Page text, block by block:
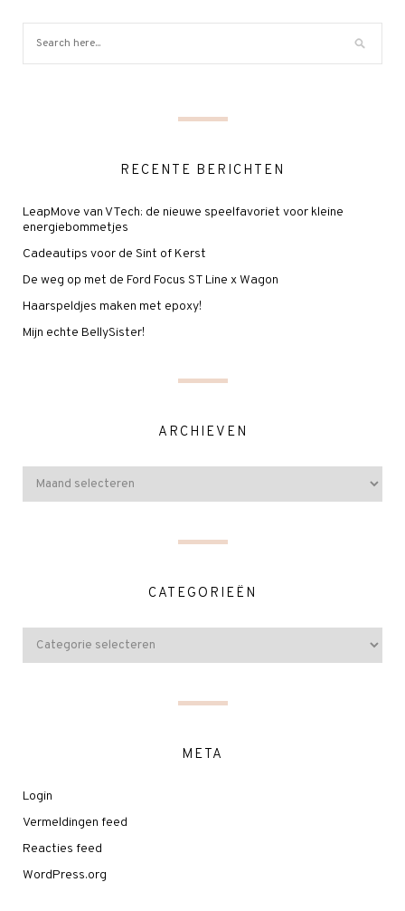
RECENTE BERICHTEN
LeapMove van VTech: de nieuwe speelfavoriet voor kleine
energiebommetjes
Cadeautips voor de Sint of Kerst
De weg op met de Ford Focus ST Line x Wagon
Haarspeldjes maken met epoxy!
Mijn echte BellySister!
ARCHIEVEN
CATEGORIEËN
META
Login
Vermeldingen feed
Reacties feed
WordPress.org